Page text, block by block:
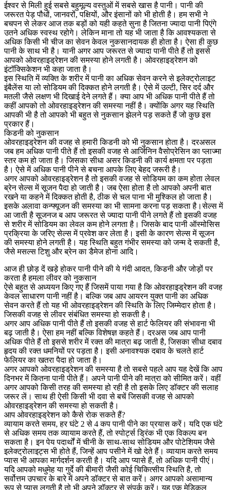
ईश्वर से मिली हुई सबसे बहुमूल्य वस्तुओं में सबसे खास है पानी। पानी की
जरूरत पेड़ पौधों, जानवरों, पक्षियों, और इंसानों को भी होती है। हम सभी ने
बचपन से लेकर आज तक बड़ों को यही कहते सुना है जितना ज्यादा पानी पिएंगे
उतने अधिक स्वस्थ रहोगे। लेकिन माना तो यह भी जाता है कि आवश्यकता से
अधिक किसी भी चीज का सेवन केवल नुकसानदायक ही होता है। ऐसा ही कुछ
पानी के साथ भी है। यानी अगर आप जरूरत से ज्यादा पानी पीते हैं तो इससे
आपको ओवरहाइड्रेशन की समस्या होने लगती है। ओवरहाइड्रेशन को
इंटॉक्सिकेशन भी कहा जाता है।
इस स्थिति में व्यक्ति के शरीर में पानी का अधिक सेवन करने से इलेक्ट्रोलाइट
इंबैलेंस या लो सोडियम की दिक्कत होने लगती है। ऐसे में उल्टी, सिर दर्द और
मतली जैसे लक्षण भी दिखाई देने लगते हैं। क्या आप भी अधिक पानी पीते हैं तो
कहीं आपको तो ओवरहाइड्रेशन की समस्या नहीं है। क्योंकि अगर यह स्थिति
आपकी भी है तो आपको भी बहुत से नुकसान झेलने पड़ सकते हैं जो कुछ इस
प्रकार हैं।
​किडनी को नुकसान
ओवरहाइड्रेशन की वजह से हमारी किडनी को भी नुकसान होता है। दरअसल
जब हम अधिक पानी पीते हैं तो इसकी वजह से आर्जिनिन वैसोप्रेसिन का प्लाज्मा
स्तर कम हो जाता है। जिसका सीधा असर किडनी की कार्य क्षमता पर पड़ता
है। ऐसे में अधिक पानी पीने से बचना आपके लिए बेहद जरूरी है।
अगर आपको ओवरहाइड्रेशन है तो इसकी वजह से सोडियम का कम होता लेवल
ब्रेन सेल्स में सूजन पैदा हो जाती है। जब ऐसा होता है तो आपको अपनी बात
रखने या कहने में दिक्कत होती है, ठीक से चल पाना भी मुश्किल हो जाता है।
इसके अलावा कन्फ्यूजन की समस्या का भी सामना करना पड़ सकता है।सेल्स में
आ जाती है सूजनज ब आप जरूरत से ज्यादा पानी पीने लगते हैं तो इसकी वजह
से शरीर में सोडियम का लेवल कम होने लगता है। जिसके बाद पानी ऑस्मोसिस
प्रक्रिया के जरिए सेल्स में प्रवेश कर लेता है। इसी के कारण सेल्स में सूजन
की समस्या होने लगती है। यह स्थिति बहुत गंभीर समस्या को जन्म दे सकती है,
जैसे मसल्स टिशु और ब्रेन का डैमेज होना आदि।
आज ही छोड़ दें खड़े होकर पानी पीने की ये गंदी आदत, किडनी और जोड़ों पर
करता है हमला ​लीवर को नुकसान
ऐसे बहुत से अध्ययन किए गए हैं जिसमें पाया गया है कि ओवरहाइड्रेशन की वजह
केवल साधारण पानी नहीं है। बल्कि जब आप आयरन युक्त पानी का अधिक
सेवन करते हैं तो यह भी ओवरहाइड्रेशन की स्थिति के लिए जिम्मेदार होता है।
जिसकी वजह से लीवर संबंधित समस्या हो सकती है।
अगर आप अधिक पानी पीते हैं तो इसकी वजह से हार्ट फेलियर की संभावना भी
बढ़ जाती है। ऐसा हम नहीं बल्कि विशेषज्ञ कहते हैं। दरअस जब आप पानी
अधिक पीते हैं तो इससे शरीर में रक्त की मात्रा बढ़ जाती है, जिसका सीधा दबाव
हृदय की रक्त धमनियों पर पड़ता है। इसी अनावश्यक दबाव के चलते हार्ट
फेलियर का खतरा पैदा हो जाता है।
अगर आपको ओवरहाइड्रेशन की समस्या है तो सबसे पहले आप यह देखें कि आप
दिनभर में कितना पानी पीते हैं। अपने पानी पीने की मात्रा को सीमित करें। वहीं
अगर आपको किसी तरह की समस्या हो रही है तो इसके लिए डॉक्टर की सलाह
जरूर लें। साथ ही ऐसी किसी भी दवा से बचें जिसकी वजह से आपको
ओवरहाइड्रेशन की समस्या हो सकती है।
​आप ओवरहाइड्रेशन को कैसे रोक सकते हैं?
व्यायाम करते समय, हर घंटे 2 से 4 कप पानी पीने का प्रयास करें। यदि एक घंटे
से अधिक समय तक व्यायाम करते हैं, तो स्पोर्ट्स ड्रिंक भी एक विकल्प बन
सकता है। इन पेय पदार्थों में चीनी के साथ-साथ सोडियम और पोटेशियम जैसे
इलेक्ट्रोलाइट्स भी होते हैं, जिन्हें आप पसीने में खो देते हैं। व्यायाम करते समय
प्यास भी आपका मार्गदर्शन करती है। यदि आप प्यासे हैं, तो अधिक पानी पीएं।
यदि आपको मधुमेह या गुर्दे की बीमारी जैसी कोई चिकित्सीय स्थिति है, तो
सर्वोत्तम उपचार के बारे में अपने डॉक्टर से बात करें। अगर आपको असामान्य
रूप से प्यास लगती है तो भी अपने डॉक्टर से संपर्क करें। यह एक मेडिकल